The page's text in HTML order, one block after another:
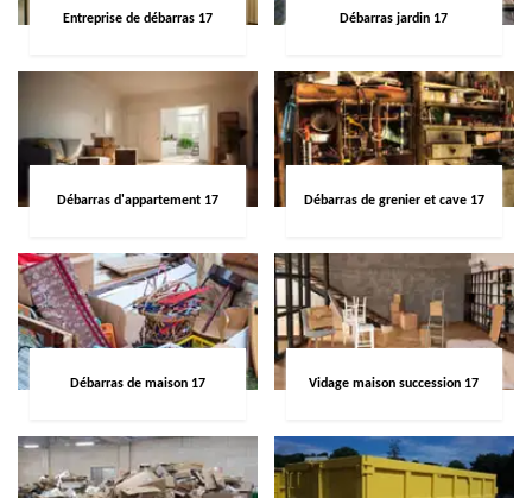
Entreprise de débarras 17 Débarras jardin 17
Débarras d'appartement 17 Débarras de grenier et cave 17
Débarras de maison 17 Vidage maison succession 17